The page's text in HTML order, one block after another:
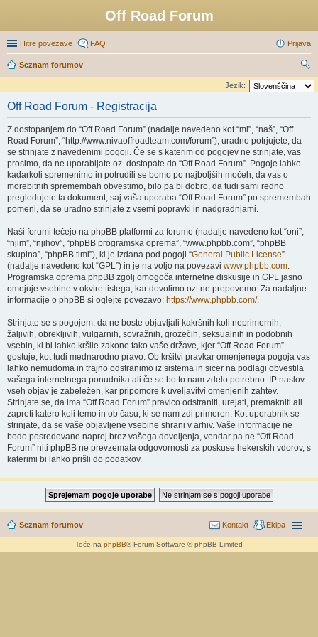
Off Road Forum
Hitre povezave FAQ Prijava
Seznam forumov
sk
e
Jezik:
Off Road Forum - Registracija
Z dostopanjem do “Off Road Forum” (nadalje navedeno kot “mi”, “naš”, “Off
Road Forum”, “http://www.nivaoffroadteam.com/forum”), uradno potrjujete, da
se strinjate z navedenimi pogoji. Če se s katerim od pogojev ne strinjate, vas
prosimo, da ne uporabljate oz. dostopate do “Off Road Forum”. Pogoje lahko
kadarkoli spremenimo in potrudili se bomo po najboljših močeh, da vas o
morebitnih spremembah obvestimo, bilo pa bi dobro, da tudi sami redno
pregledujete ta dokument, saj vaša uporaba “Off Road Forum” po spremembah
pomeni, da se uradno strinjate z vsemi popravki in nadgradnjami.
Naši forumi tečejo na phpBB platformi za forume (nadalje navedeno kot “oni”,
“njim”, “njihov”, “phpBB programska oprema”, “www.phpbb.com”, “phpBB
skupina”, “phpBB timi”), ki je izdana pod pogoji “General Public License”
(nadalje navedeno kot “GPL”) in je na voljo na povezavi www.phpbb.com.
Programska oprema phpBB zgolj omogoča internetne diskusije in GPL jasno
omejuje vsebine v okvire tistega, kar dovolimo oz. ne prepovemo. Za nadaljne
informacije o phpBB si oglejte povezavo: https://www.phpbb.com/.
Strinjate se s pogojem, da ne boste objavljali kakršnih koli neprimernih,
žaljivih, obrekljivih, vulgarnih, sovražnih, grozečih, seksualnih in podobnih
vsebin, ki bi lahko kršile zakone tako vaše države, kjer “Off Road Forum”
gostuje, kot tudi mednarodno pravo. Ob kršitvi pravkar omenjenega pogoja vas
lahko nemudoma in trajno odstranimo iz sistema in sicer na podlagi obvestila
vašega internetnega ponudnika ali če se bo to nam zdelo potrebno. IP naslov
vseh objav je zabeležen, kar pripomore k uveljavitvi omenjenih zahtev.
Strinjate se, da ima “Off Road Forum” pravico odstraniti, urejati, premakniti ali
zapreti katero koli temo in ob času, ki se nam zdi primeren. Kot uporabnik se
strinjate, da se vaše objavljene vsebine shrani v arhiv. Vaše informacije ne
bodo posredovane naprej brez vašega dovoljenja, vendar pa ne “Off Road
Forum” niti phpBB ne prevzemata odgovornosti za poskuse hekerskih vdorov, s
katerimi bi lahko prišli do podatkov.
Seznam forumov Ekipa
Kontakt
Teče na phpBB® Forum Software © phpBB Limited